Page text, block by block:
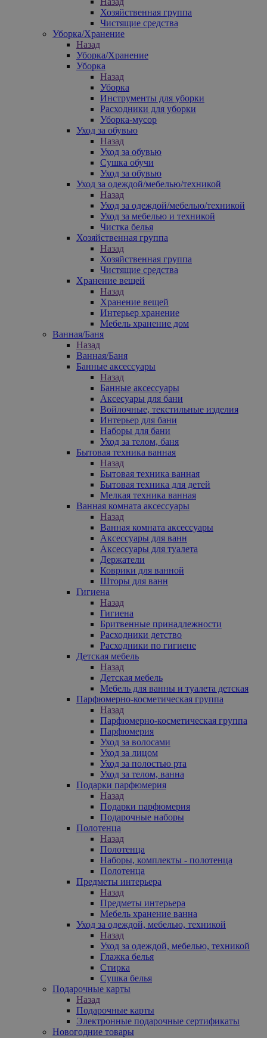
Хозяйственная группа
Чистящие средства
Уборка/Хранение
Назад
Уборка/Хранение
Уборка
Назад
Уборка
Инструменты для уборки
Расходники для уборки
Уборка-мусор
Уход за обувью
Назад
Уход за обувью
Сушка обучи
Уход за обувью
Уход за одеждой/мебелью/техникой
Назад
Уход за одеждой/мебелью/техникой
Уход за мебелью и техникой
Чистка белья
Хозяйственная группа
Назад
Хозяйственная группа
Чистящие средства
Хранение вещей
Назад
Хранение вещей
Интерьер хранение
Мебель хранение дом
Ванная/Баня
Назад
Ванная/Баня
Банные аксессуары
Назад
Банные аксессуары
Аксесуары для бани
Войлочные, текстильные изделия
Интерьер для бани
Наборы для бани
Уход за телом, баня
Бытовая техника ванная
Назад
Бытовая техника ванная
Бытовая техника для детей
Мелкая техника ванная
Ванная комната аксессуары
Назад
Ванная комната аксессуары
Аксессуары для ванн
Аксессуары для туалета
Держатели
Коврики для ванной
Шторы для ванн
Гигиена
Назад
Гигиена
Бритвенные принадлежности
Расходники детство
Расходники по гигиене
Детская мебель
Назад
Детская мебель
Мебель для ванны и туалета детская
Парфюмерно-косметическая группа
Назад
Парфюмерно-косметическая группа
Парфюмерия
Уход за волосами
Уход за лицом
Уход за полостью рта
Уход за телом, ванна
Подарки парфюмерия
Назад
Подарки парфюмерия
Подарочные наборы
Полотенца
Назад
Полотенца
Наборы, комплекты - полотенца
Полотенца
Предметы интерьера
Назад
Предметы интерьера
Мебель хранение ванна
Уход за одеждой, мебелью, техникой
Назад
Уход за одеждой, мебелью, техникой
Глажка белья
Стирка
Сушка белья
Подарочные карты
Назад
Подарочные карты
Электронные подарочные сертификаты
Новогодние товары